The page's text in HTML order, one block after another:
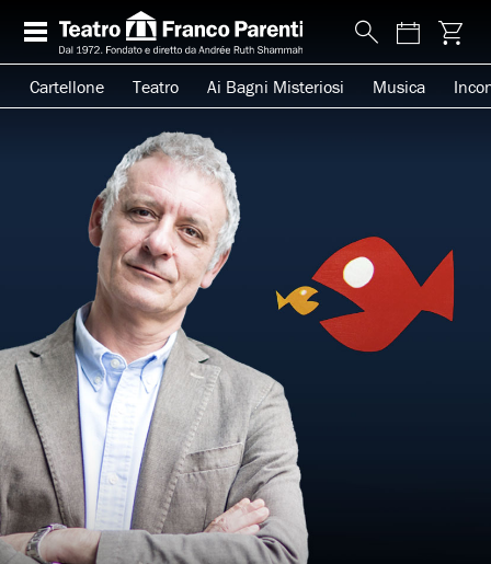
Cartellone Teatro Ai Bagni Misteriosi Musica